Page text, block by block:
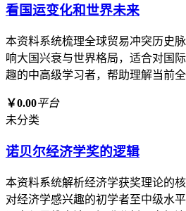
看国运变化和世界未来
本资料系统梳理全球贸易冲突历史
响大国兴衰与世界格局，适合对国
趣的中高级学习者，帮助理解当前
￥0.00平台
未分类
诺贝尔经济学奖的逻辑
本资料系统解析经济学获奖理论的
对经济学感兴趣的初学者至中级水